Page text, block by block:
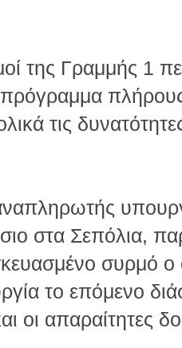
της Γραμμής 1
τις
στα Σεπόλια,
συρμό ο
το επόμενο
οι απαραίτητες